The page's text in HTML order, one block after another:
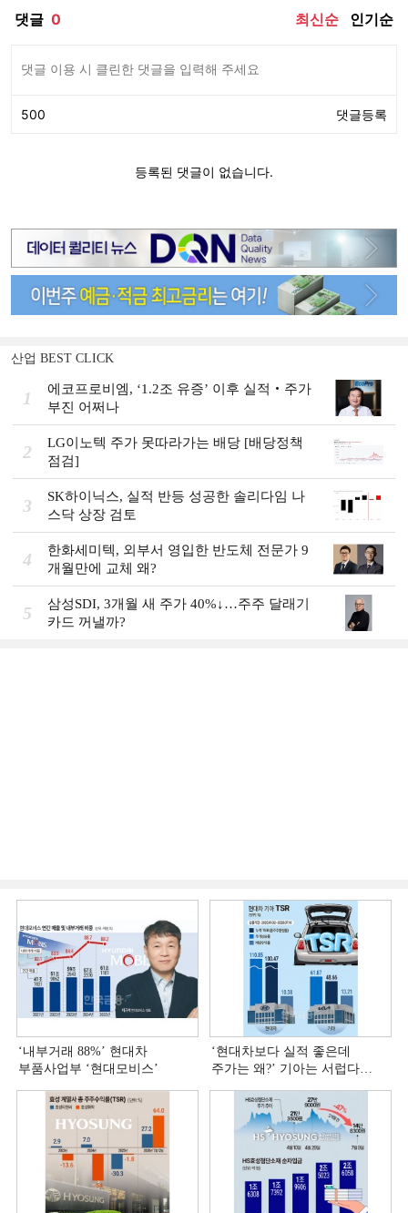
산업 BEST CLICK
1
에코프로비엠, ‘1.2조 유증’ 이후 실적‧주가
부진 어쩌나
2
LG이노텍 주가 못따라가는 배당 [배당정책
점검]
3
SK하이닉스, 실적 반등 성공한 솔리다임 나
스닥 상장 검토
4
한화세미텍, 외부서 영입한 반도체 전문가 9
개월만에 교체 왜?
5
삼성SDI, 3개월 새 주가 40%↓…주주 달래기
카드 꺼낼까?
‘내부거래 88%ʼ 현대차
부품사업부 ‘현대모비스ʼ
‘현대차보다 실적 좋은데
주가는 왜?ʼ 기아는 서럽다